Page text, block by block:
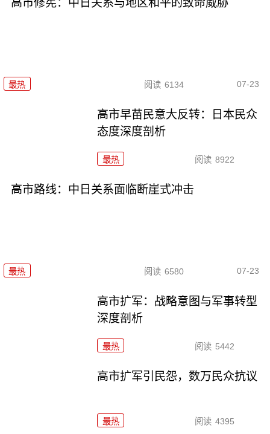
最热 阅读 6134 07-23
高市早苗民意大反转：日本民众
态度深度剖析
最热 阅读 8922
高市路线：中日关系面临断崖式冲击
最热 阅读 6580 07-23
高市扩军：战略意图与军事转型
深度剖析
最热 阅读 5442
高市扩军引民怨，数万民众抗议
最热 阅读 4395